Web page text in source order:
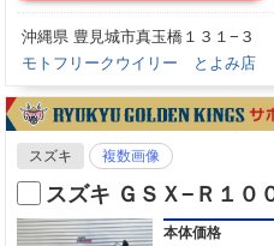
沖縄県 豊見城市真玉橋１３１−３
モトフリークウイリー とよみ店
スズキ 複数画像
スズキ ＧＳＸ−Ｒ１０
本体価格